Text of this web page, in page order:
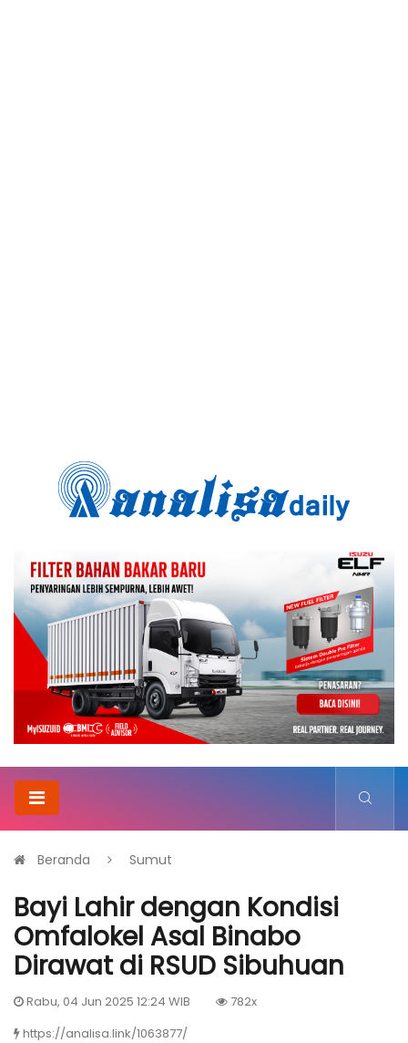
Beranda Sumut
Bayi Lahir dengan Kondisi
Omfalokel Asal Binabo
Dirawat di RSUD Sibuhuan
Rabu, 04 Jun 2025 12:24 WIB
782x
https://analisa.link/1063877/